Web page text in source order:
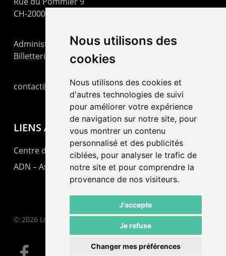
Nous utilisons des
cookies
Nous utilisons des cookies et
d'autres technologies de suivi
pour améliorer votre expérience
de navigation sur notre site, pour
vous montrer un contenu
personnalisé et des publicités
ciblées, pour analyser le trafic de
notre site et pour comprendre la
provenance de nos visiteurs.
J'accepte
Je refuse
Changer mes préférences
CH-2000 Neuchâtel
Administration : +41 32 725 03 03
Billetterie : +41 32 725 05 05
contact@lepommier.ch
LIENS AMIS
Centre de culture ABC
ADN – Association Danse Neuchâtel
© 2026 Le Pommier.
facebook email